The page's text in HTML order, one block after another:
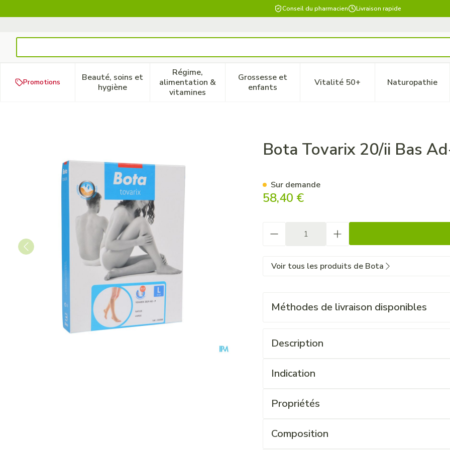
Conseil du pharmacien Livraison rapide
Promotions
Beauté, soins et
hygièneAfficher le sous-menu pour la catégorie Beauté, soins et hygiène
Régime,
alimentation &
vitamines
Afficher le sous-menu pour la catégorie Régime, alimentation &
Grossesse et
enfantsAfficher le sous-menu pour la catégorie
Vitalité 50+Afficher le sous-menu pour la
Naturopathie
Afficher
Bota Tovarix 20/ii Bas Ad-p Natur LargeBota Tovarix 20/ii Bas
58,40 €
Sur demande
Voir tous les produits de Bota
Méthodes de livraison disponibles
Description
Indication
Propriétés
Composition